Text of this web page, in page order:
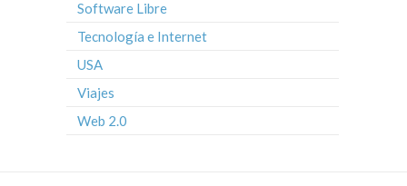
Software Libre
Tecnología e Internet
USA
Viajes
Web 2.0